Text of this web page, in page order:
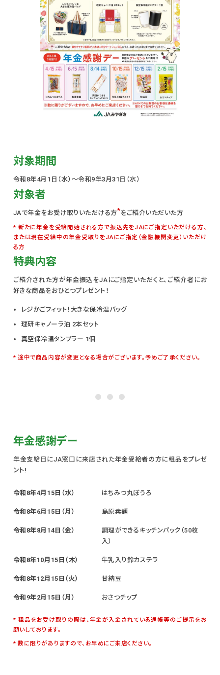
対象期間
令和8年4月1日（水）〜令和9年3月31日（水）
対象者
JAで年金をお受け取りいただける方*をご紹介いただいた方
新たに年金を受給開始される方で振込先をJAにご指定いただける方、
または現在受給中の年金受取りをJAにご指定（金融機関変更）いただけ
る方
特典内容
ご紹介された方が年金振込をJAにご指定いただくと、ご紹介者にお
好きな商品をおひとつプレゼント！
レジかごフィット！大きな保冷温バッグ
理研キャノーラ油 2本セット
真空保冷温タンブラー 1個
途中で商品内容が変更となる場合がございます。予めご了承ください。
年金感謝デー
年金支給日にJA窓口に来店された年金受給者の方に粗品をプレゼ
ント!
令和8年4月15日（水） はちみつ丸ぼうろ
令和8年6月15日（月） 島原素麺
令和8年8月14日（金）
調理ができるキッチンパック（50枚
入）
令和8年10月15日（木） 牛乳入り鈴カステラ
令和8年12月15日（火） 甘納豆
令和9年2月15日（月） おさつチップ
粗品をお受け取りの際は、年金が入金されている通帳等のご提示をお
願いしております。
数に限りがありますので、お早めにご来店ください。